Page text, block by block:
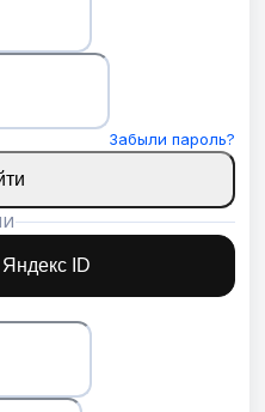
Забыли пароль?
ID